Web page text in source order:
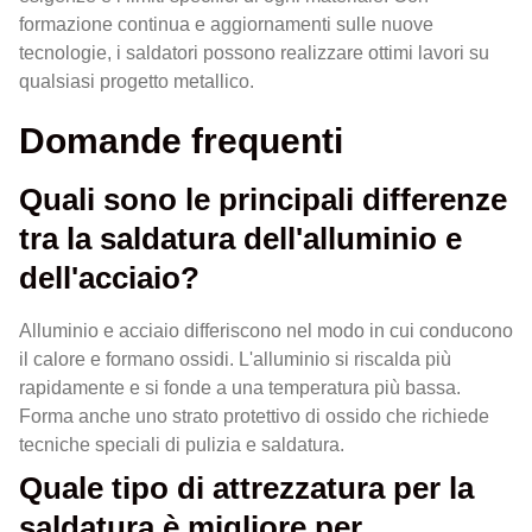
formazione continua e aggiornamenti sulle nuove
tecnologie, i saldatori possono realizzare ottimi lavori su
qualsiasi progetto metallico.
Domande frequenti
Quali sono le principali differenze
tra la saldatura dell'alluminio e
dell'acciaio?
Alluminio e acciaio differiscono nel modo in cui conducono
il calore e formano ossidi. L'alluminio si riscalda più
rapidamente e si fonde a una temperatura più bassa.
Forma anche uno strato protettivo di ossido che richiede
tecniche speciali di pulizia e saldatura.
Quale tipo di attrezzatura per la